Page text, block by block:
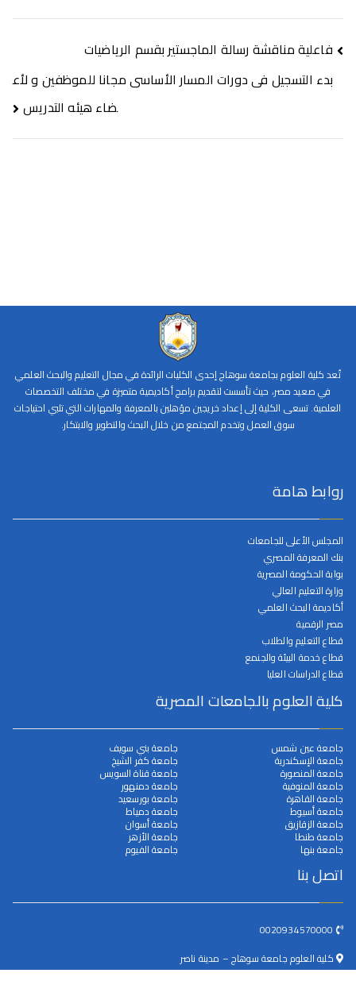
فاعلية مناقشة رسالة الماجستير بقسم الرياضيات
بدء التسجيل فى دورات المسار الأساسى مجانا للموظفين و لأع
ضاء هيئه التدريس
تُعد كلية العلوم بجامعة سوهاج إحدى الكليات الرائدة في مجال التعليم والبحث العلمي
في صعيد مصر، حيث تأسست لتقديم برامج أكاديمية متميزة في مختلف التخصصات
العلمية. تسعى الكلية إلى إعداد خريجين مؤهلين بالمعرفة والمهارات التي تلبي احتياجات
سوق العمل وتخدم المجتمع من خلال البحث والتطوير والابتكار.
روابط هامة
المجلس الأعلى للجامعات
بنك المعرفة المصري
بوابة الحكومة المصرية
وزارة التعليم العالي
أكاديمة البحث العلمي
مصر الرقمية
قطاع التعليم والطلاب
قطاع خدمة البيئة والجنمع
قطاع الدراسات العليا
كلية العلوم بالجامعات المصرية
جامعة عين شمس
جامعة الإسكندرية
جامعة المنصورة
جامعة المنوفية
جامعة القاهرة
جامعة أسيوط
جامعة الزقازيق
جامعة طنطا
جامعة بنها
جامعة بني سويف
جامعة كفر الشيخ
جامعة قناة السويس
جامعة دمنهور
جامعة بورسعيد
جامعة دمياط
جامعة أسوان
جامعة الأزهر
جامعة الفيوم
اتصل بنا
كلية العلوم جامعة سوهاج – مدينة ناصر